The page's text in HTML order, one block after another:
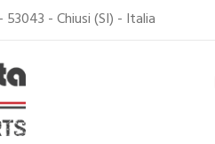
- Chiusi (SI) - Italia